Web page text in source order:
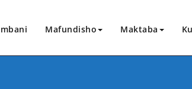
Mafundisho Maktaba